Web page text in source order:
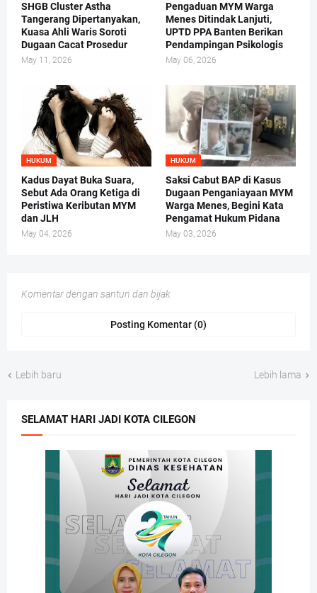
SHGB Cluster Astha
Tangerang Dipertanyakan,
Kuasa Ahli Waris Soroti
Dugaan Cacat Prosedur
May 11, 2026
Pengaduan MYM Warga
Menes Ditindak Lanjuti,
UPTD PPA Banten Berikan
Pendampingan Psikologis
May 06, 2026
HUKUM
Kadus Dayat Buka Suara,
Sebut Ada Orang Ketiga di
Peristiwa Keributan MYM
dan JLH
May 04, 2026
HUKUM
Saksi Cabut BAP di Kasus
Dugaan Penganiayaan MYM
Warga Menes, Begini Kata
Pengamat Hukum Pidana
May 03, 2026
Komentar dengan santun dan bijak
Posting Komentar (0)
Lebih baru Lebih lama
SELAMAT HARI JADI KOTA CILEGON